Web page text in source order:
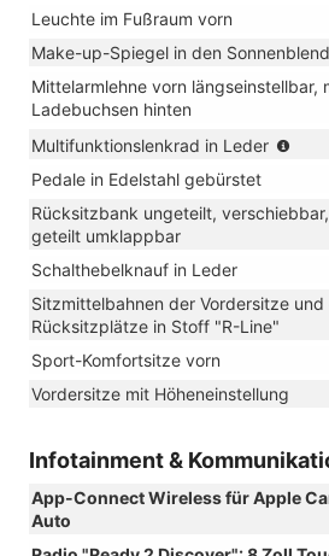
Leuchte im Fußraum vorn
Make-up-Spiegel in den
Mittelarmlehne vorn längseinstellbar,
Ladebuchsen hinten
Multifunktionslenkrad in Leder
Pedale in Edelstahl gebürstet
Rücksitzbank ungeteilt,
geteilt umklappbar
Schalthebelknauf in Leder
Sitzmittelbahnen der Vordersitze und
Rücksitzplätze in Stoff "R-Line"
Sport-Komfortsitze vorn
Vordersitze mit Höheneinstellung
Infotainment &
App-Connect Wireless für Apple
Auto